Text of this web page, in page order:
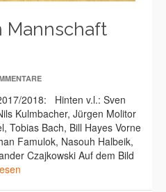
Mannschaft
2018: Hinten v.l.: Sven
Kulmbacher, Jürgen Molitor
Tobias Bach, Bill Hayes Vorne
Famulok, Nasouh Halbeik,
Czajkowski Auf dem Bild